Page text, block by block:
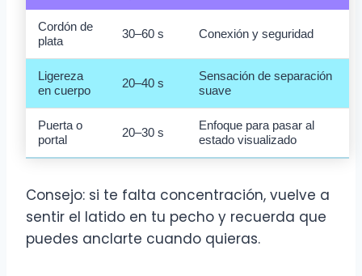
Cordón de
plata
30–60 s Conexión y seguridad
Ligereza
en cuerpo
20–40 s
Sensación de separación
suave
Puerta o
portal
20–30 s
Enfoque para pasar al
estado visualizado
Consejo: si te falta concentración, vuelve a
sentir el latido en tu pecho y recuerda que
puedes anclarte cuando quieras.